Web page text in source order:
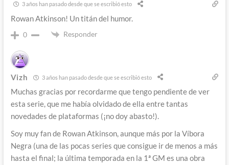
3 años han pasado desde que se escribió esto
Rowan Atkinson! Un titán del humor.
0 Responder
Vizh 3 años han pasado desde que se escribió esto
Muchas gracias por recordarme que tengo pendiente de ver
esta serie, que me había olvidado de ella entre tantas
novedades de plataformas (¡no doy abasto!).
Soy muy fan de Rowan Atkinson, aunque más por la Víbora
Negra (una de las pocas series que consigue ir de menos a más
hasta el final; la última temporada en la 1ª GM es una obra